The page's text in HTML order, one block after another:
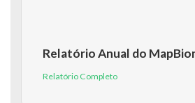
Relatório Anual do
Relatório Completo